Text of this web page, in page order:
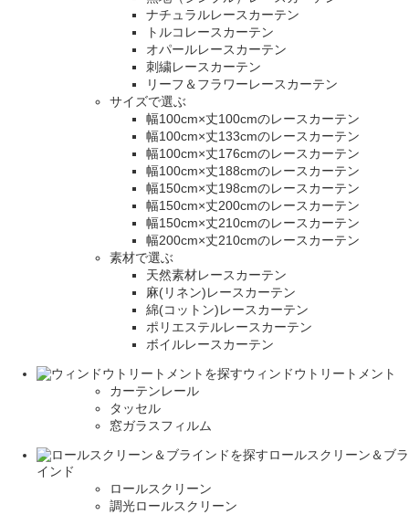
ナチュラルレースカーテン
トルコレースカーテン
オパールレースカーテン
刺繍レースカーテン
リーフ＆フラワーレースカーテン
サイズで選ぶ
幅100cm×丈100cmのレースカーテン
幅100cm×丈133cmのレースカーテン
幅100cm×丈176cmのレースカーテン
幅100cm×丈188cmのレースカーテン
幅150cm×丈198cmのレースカーテン
幅150cm×丈200cmのレースカーテン
幅150cm×丈210cmのレースカーテン
幅200cm×丈210cmのレースカーテン
素材で選ぶ
天然素材レースカーテン
麻(リネン)レースカーテン
綿(コットン)レースカーテン
ポリエステルレースカーテン
ボイルレースカーテン
ウィンドウトリートメント
カーテンレール
タッセル
窓ガラスフィルム
ロールスクリーン＆ブラ
インド
ロールスクリーン
調光ロールスクリーン